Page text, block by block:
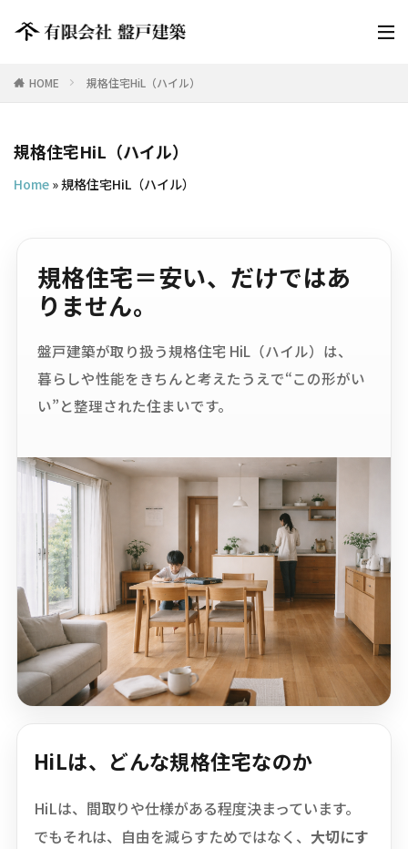
HOME 規格住宅HiL（ハイル）
規格住宅HiL（ハイル）
Home »規格住宅HiL（ハイル）
規格住宅＝安い、だけではあ
りません。
盤戸建築が取り扱う規格住宅 HiL（ハイル）は、
暮らしや性能をきちんと考えたうえで“この形がい
い”と整理された住まいです。
HiLは、どんな規格住宅なのか
HiLは、間取りや仕様がある程度決まっています。
でもそれは、自由を減らすためではなく、 大切にす